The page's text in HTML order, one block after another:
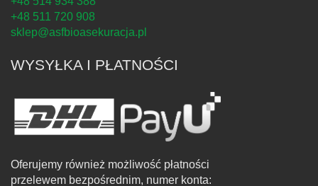
+48 511 720 908
sklep@asfbioasekuracja.pl
WYSYŁKA I PŁATNOŚCI
Oferujemy również możliwość płatności
przelewem bezpośrednim, numer konta: